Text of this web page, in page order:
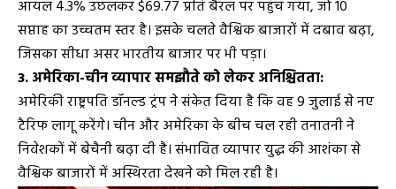
ऑयल 4.3% उछलकर $69.77 प्रति बैरल पर पहुंच गया, जो 10
सप्ताह का उच्चतम स्तर है। इसके चलते वैश्विक बाजारों में दबाव बढ़ा,
जिसका सीधा असर भारतीय बाजार पर भी पड़ा।
3. अमेरिका-चीन व्यापार समझौते को लेकर अनिश्चितता:
अमेरिकी राष्ट्रपति डॉनल्ड ट्रंप ने संकेत दिया है कि वह 9 जुलाई से नए
टैरिफ लागू करेंगे। चीन और अमेरिका के बीच चल रही तनातनी ने
निवेशकों में बेचैनी बढ़ा दी है। संभावित व्यापार युद्ध की आशंका से
वैश्विक बाजारों में अस्थिरता देखने को मिल रही है।